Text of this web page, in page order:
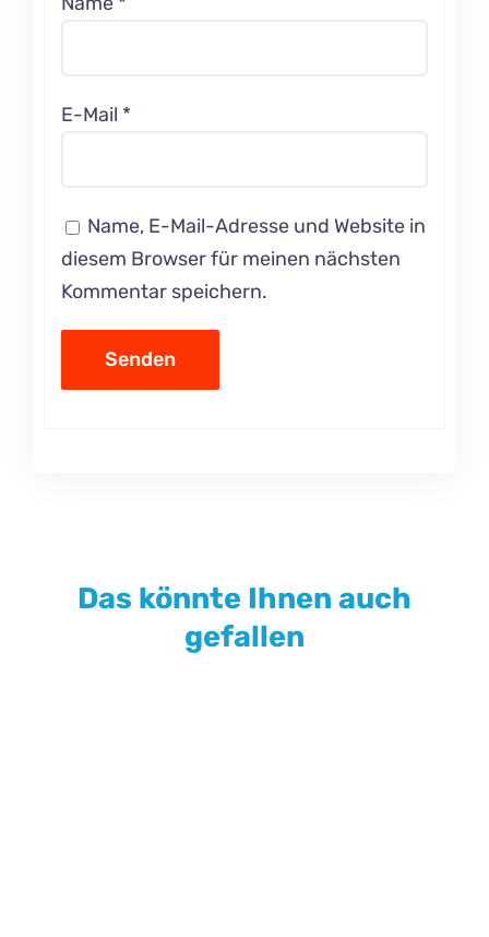
E-Mail *
Name, E-Mail-Adresse und Website in
diesem Browser für meinen nächsten
Kommentar speichern.
Das könnte Ihnen auch
gefallen